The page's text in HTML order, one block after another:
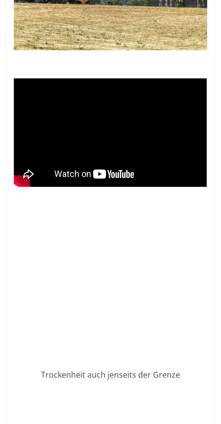
Trockenheit auch jenseits der Grenze